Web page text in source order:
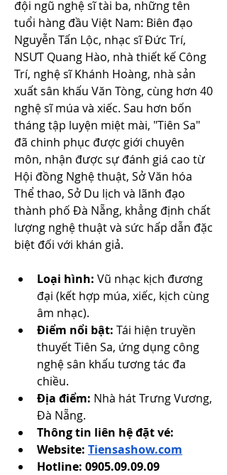
đội ngũ nghệ sĩ tài ba, những tên
tuổi hàng đầu Việt Nam: Biên đạo
Nguyễn Tấn Lộc, nhạc sĩ Đức Trí,
NSƯT Quang Hào, nhà thiết kế Công
Trí, nghệ sĩ Khánh Hoàng, nhà sản
xuất sân khấu Văn Tòng, cùng hơn 40
nghệ sĩ múa và xiếc. Sau hơn bốn
tháng tập luyện miệt mài, "Tiên Sa"
đã chinh phục được giới chuyên
môn, nhận được sự đánh giá cao từ
Hội đồng Nghệ thuật, Sở Văn hóa
Thể thao, Sở Du lịch và lãnh đạo
thành phố Đà Nẵng, khẳng định chất
lượng nghệ thuật và sức hấp dẫn đặc
biệt đối với khán giả.
Loại hình: Vũ nhạc kịch đương
đại (kết hợp múa, xiếc, kịch cùng
âm nhạc).
Điểm nổi bật: Tái hiện truyền
thuyết Tiên Sa, ứng dụng công
nghệ sân khấu tương tác đa
chiều.
Địa điểm: Nhà hát Trưng Vương,
Đà Nẵng.
Thông tin liên hệ đặt vé:
Website: Tiensashow.com
Hotline: 0905.09.09.09